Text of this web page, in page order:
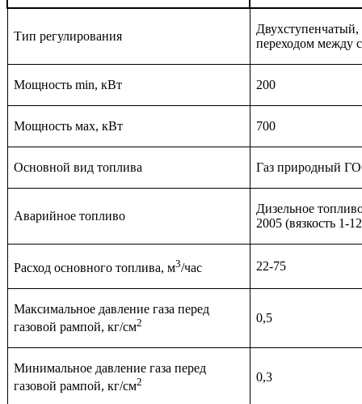
Тип регулирования
переходом между
Мощность min, кВт 200
Мощность мах, кВт 700
Основной вид топлива Газ природный
Аварийное топливо
Дизельное
2005 (вязкость 1-
Расход основного топлива, м3/час 22-75
Максимальное давление газа перед
газовой рампой, кг/см2 0,5
Минимальное давление газа перед
газовой рампой, кг/см2 0,3